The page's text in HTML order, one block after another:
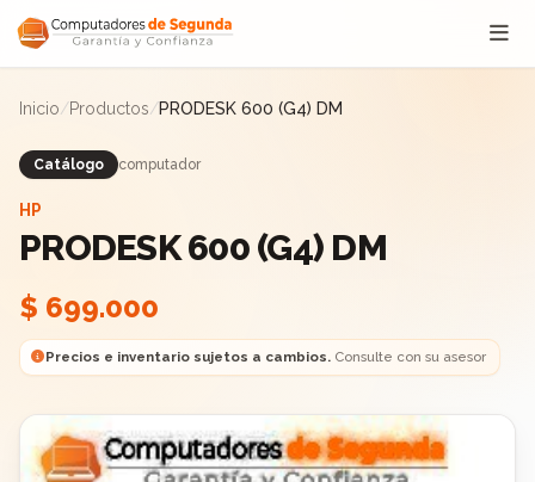
Saltar al contenido
Inicio/Productos/PRODESK 600 (G4) DM
Catálogo computador
HP
PRODESK 600 (G4) DM
$ 699.000
Precios e inventario sujetos a cambios.Consulte con su asesor